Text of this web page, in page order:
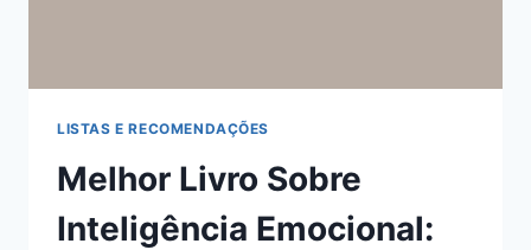
LISTAS E RECOMENDAÇÕES
Melhor Livro Sobre
Inteligência Emocional: